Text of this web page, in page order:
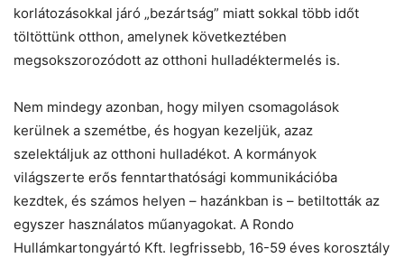
korlátozásokkal járó „bezártság” miatt sokkal több időt
töltöttünk otthon, amelynek következtében
megsokszorozódott az otthoni hulladéktermelés is.
Nem mindegy azonban, hogy milyen csomagolások
kerülnek a szemétbe, és hogyan kezeljük, azaz
szelektáljuk az otthoni hulladékot. A kormányok
világszerte erős fenntarthatósági kommunikációba
kezdtek, és számos helyen – hazánkban is – betiltották az
egyszer használatos műanyagokat. A Rondo
Hullámkartongyártó Kft. legfrissebb, 16-59 éves korosztály